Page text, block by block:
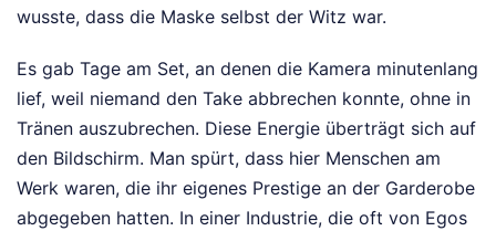
wusste, dass die Maske selbst der Witz war.
Es gab Tage am Set, an denen die Kamera minutenlang
lief, weil niemand den Take abbrechen konnte, ohne in
Tränen auszubrechen. Diese Energie überträgt sich auf
den Bildschirm. Man spürt, dass hier Menschen am
Werk waren, die ihr eigenes Prestige an der Garderobe
abgegeben hatten. In einer Industrie, die oft von Egos